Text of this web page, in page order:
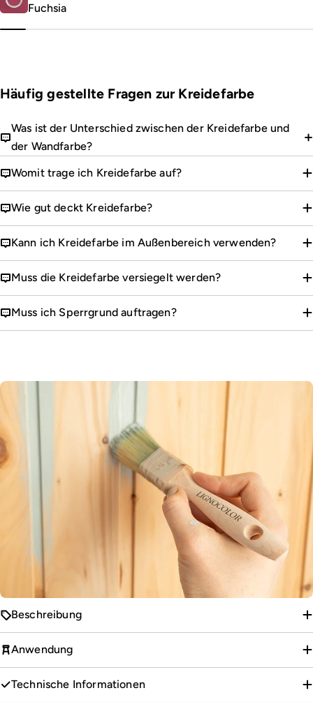
Fuchsia
Häufig gestellte Fragen zur Kreidefarbe
Was ist der Unterschied zwischen der Kreidefarbe und
der Wandfarbe?
Womit trage ich Kreidefarbe auf?
Wie gut deckt Kreidefarbe?
Kann ich Kreidefarbe im Außenbereich verwenden?
Muss die Kreidefarbe versiegelt werden?
Muss ich Sperrgrund auftragen?
Beschreibung
Anwendung
Technische Informationen